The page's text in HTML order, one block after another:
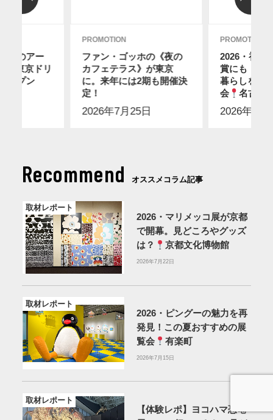
ィのアー
に東京ドリ
ープン
PROMOTION
ファン・ゴッホの《夜の
カフェテラス》が東京
に。来年には2期も開催決
定！
2026年7月25日
PROMOTION
2026・初め
賞にも！ス
暮らしを感
会
名古屋
2026年7月
Recommend オススメコラム記事
取材レポート
2026・マリメッコ展が京都
で開幕。見どころやグッズ
は？
京都文化博物館
2026年7月22日
取材レポート
2026・ピングーの魅力を再
発見！この夏おすすめの展
覧会
有楽町
2026年7月15日
取材レポート
【体験レポ】ヨコハマ恐竜